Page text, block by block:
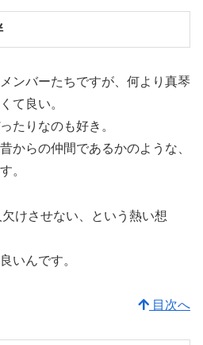
ンバーたちですが、何より真琴
て良い。
たりなのも好き。
からの仲間であるかのような、
。
けさせない、という熱い想
いんです。
目次へ